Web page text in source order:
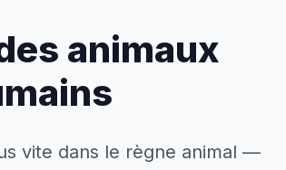
animaux
vite dans le règne animal —